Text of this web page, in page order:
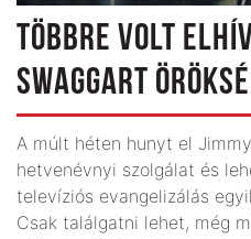
TÖBBRE VOLT
SWAGGART
A múlt héten hunyt el
hetvenévnyi szolgálat és
televíziós evangelizálás
Csak találgatni lehet, még